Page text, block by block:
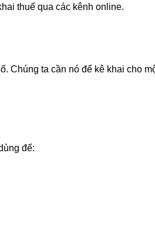
thuế qua các kênh online.
ta cần nó để kê khai cho
để: